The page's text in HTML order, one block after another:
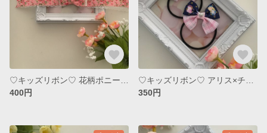
400円
350円